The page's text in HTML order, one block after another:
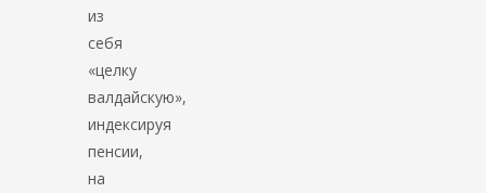
из
себя
«целку
валдайскую»,
индексируя
пенсии,
на